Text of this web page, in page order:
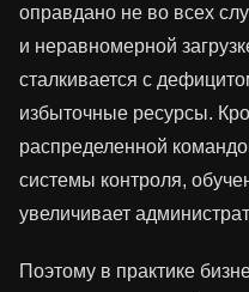
оправдано не во всех
и неравномерной
сталкивается с
избыточные ресурсы.
распределенной
системы контроля,
увеличивает
Поэтому в практике